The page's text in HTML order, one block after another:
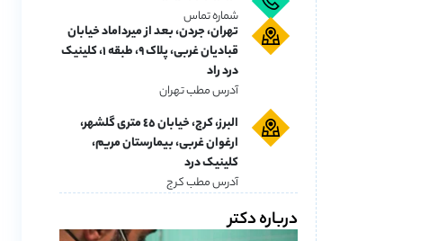
شماره تماس
تهران، جردن، بعد از میرداماد خیابان
قبادیان غربی، پلاک ۹، طبقه ۱، کلینیک
درد راد
آدرس مطب تهران
البرز، کرج، خیابان ٤٥ متری گلشهر،
ارغوان غربی، بیمارستان مریم،
کلینیک درد
آدرس مطب کرج
درباره دکتر